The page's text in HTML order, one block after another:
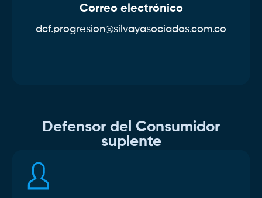
Correo electrónico
dcf.progresion@silvayasociados.com.co
Defensor del Consumidor
suplente